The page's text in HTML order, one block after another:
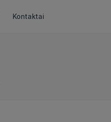
Kontaktai